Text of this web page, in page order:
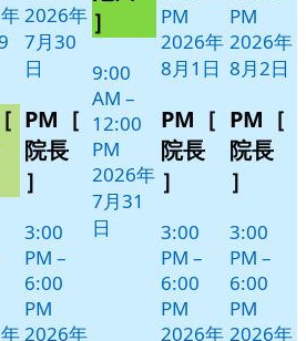
2026年
7月30
日
PM［
院長
］
3:00
PM –
6:00
PM
2026年
日
ト)
］
9:00
AM –
12:00
PM
2026年
7月31
日
PM
2026年
8月1日
PM［
院長
］
3:00
PM –
6:00
PM
2026年
PM
2026年
8月2日
PM［
院長
］
3:00
PM –
6:00
PM
2026年